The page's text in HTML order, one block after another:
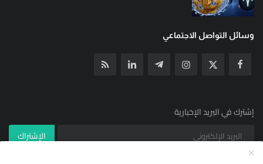
وسائل التواصل الاجتماعي
إشترك في البريد الإخبارية
الإشتراك